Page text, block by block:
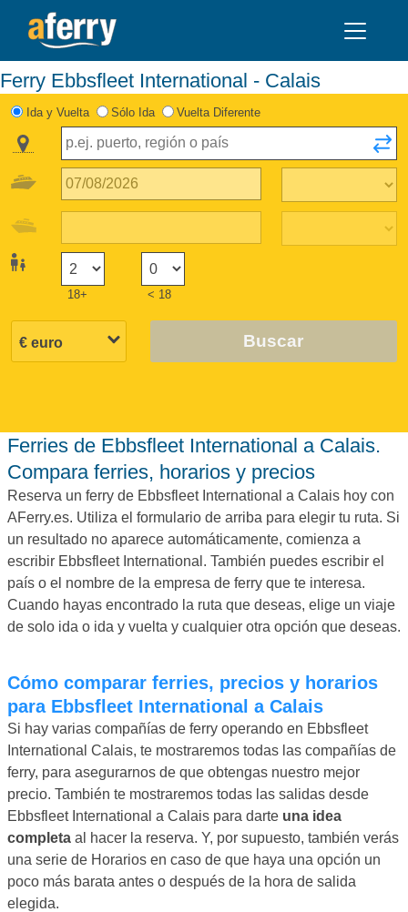
Ferry Ebbsfleet International - Calais
Ida y Vuelta Sólo Ida Vuelta Diferente
18+ < 18
Buscar
Ferries de Ebbsfleet International a Calais.
Compara ferries, horarios y precios
Reserva un ferry de Ebbsfleet International a Calais hoy con
AFerry.es. Utiliza el formulario de arriba para elegir tu ruta. Si
un resultado no aparece automáticamente, comienza a
escribir Ebbsfleet International. También puedes escribir el
país o el nombre de la empresa de ferry que te interesa.
Cuando hayas encontrado la ruta que deseas, elige un viaje
de solo ida o ida y vuelta y cualquier otra opción que deseas.
Cómo comparar ferries, precios y horarios
para Ebbsfleet International a Calais
Si hay varias compañías de ferry operando en Ebbsfleet
International Calais, te mostraremos todas las compañías de
ferry, para asegurarnos de que obtengas nuestro mejor
precio. También te mostraremos todas las salidas desde
Ebbsfleet International a Calais para darte una idea
completa al hacer la reserva. Y, por supuesto, también verás
una serie de Horarios en caso de que haya una opción un
poco más barata antes o después de la hora de salida
elegida.